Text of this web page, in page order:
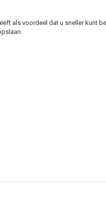
als voordeel dat u sneller kunt